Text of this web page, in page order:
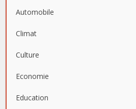
Automobile
Climat
Culture
Economie
Education